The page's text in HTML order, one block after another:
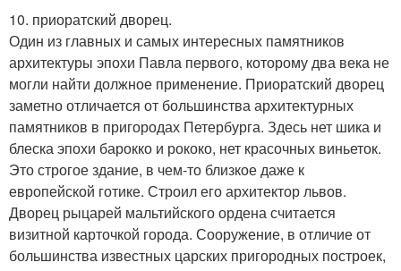
10. приоратский дворец.
Один из главных и самых интересных памятников
архитектуры эпохи Павла первого, которому два века не
могли найти должное применение. Приоратский дворец
заметно отличается от большинства архитектурных
памятников в пригородах Петербурга. Здесь нет шика и
блеска эпохи барокко и рококо, нет красочных виньеток.
Это строгое здание, в чем-то близкое даже к
европейской готике. Строил его архитектор львов.
Дворец рыцарей мальтийского ордена считается
визитной карточкой города. Сооружение, в отличие от
большинства известных царских пригородных построек,